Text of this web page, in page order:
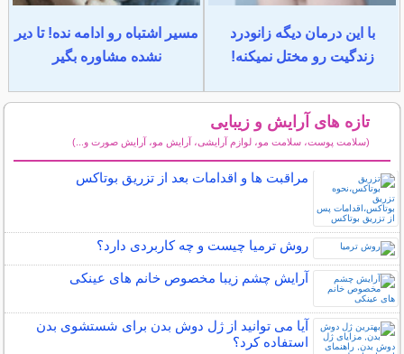
با این درمان دیگه زانودرد
زندگیت رو مختل نمیکنه!
مسیر اشتباه رو ادامه نده! تا دیر
نشده مشاوره بگیر
تازه های آرایش و زیبایی
(سلامت پوست، سلامت مو، لوازم آرایشی، آرایش مو، آرایش صورت و...)
مراقبت ها و اقدامات بعد از تزریق بوتاکس
روش ترمیا چیست و چه کاربردی دارد؟
آرایش چشم زیبا مخصوص خانم های عینکی
آیا می توانید از ژل دوش بدن برای شستشوی بدن
استفاده کرد؟